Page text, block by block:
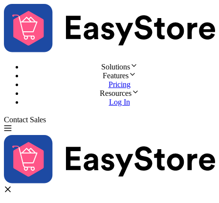
Solutions
Features
Pricing
Resources
Log In
Contact Sales